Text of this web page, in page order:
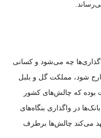
واگذاری‌ها چه می‌شود و کسانی
شود، مملکت گل و بلبل
بوده که چالش‌های کشور
در واگذاری بنگاه‌های
می‌کند چالش‌ها برطرف